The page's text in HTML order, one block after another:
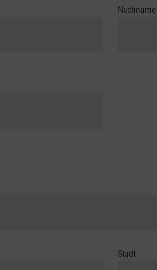
Nachname
Stadt